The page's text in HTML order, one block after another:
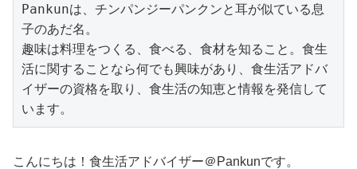
Pankunは、チンパンジーパンクンと耳が似ている息
子のあだ名。
趣味は料理をつくる、食べる、食材を知ること。食生
活に関することなら何でも興味があり、食生活アドバ
イザーの資格を取り、食生活の知恵と情報を発信して
こんにちは！食生活アドバイザー＠Pankunです。